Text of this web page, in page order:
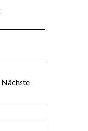
Nächste